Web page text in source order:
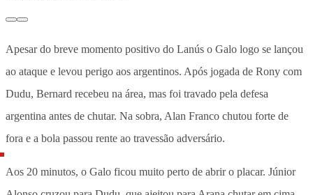
Apesar do breve momento positivo do Lanús o Galo logo se lançou
ao ataque e levou perigo aos argentinos. Após jogada de Rony com
Dudu, Bernard recebeu na área, mas foi travado pela defesa
argentina antes de chutar. Na sobra, Alan Franco chutou forte de
fora e a bola passou rente ao travessão adversário.
Aos 20 minutos, o Galo ficou muito perto de abrir o placar. Júnior